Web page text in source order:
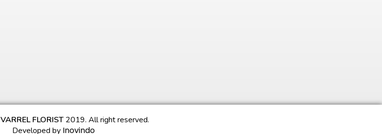
VARREL FLORIST 2019. All right reserved.
Developed by Inovindo